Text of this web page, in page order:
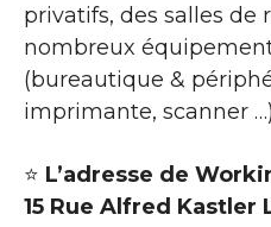
privatifs, des salles de
nombreux
(bureautique &
imprimante, scanner …)
⭐ L’adresse de
15 Rue Alfred Kastler